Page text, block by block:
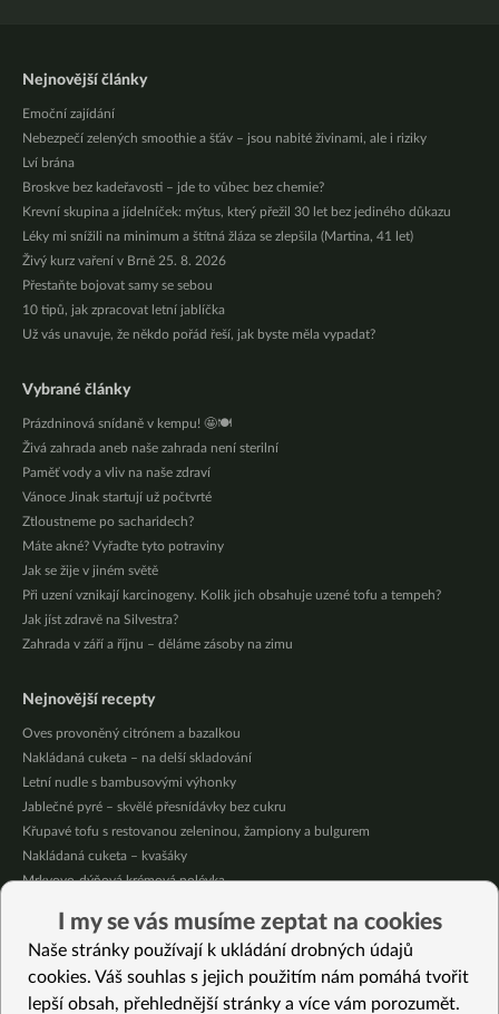
Nejnovější články
Emoční zajídání
Nebezpečí zelených smoothie a šťáv – jsou nabité živinami, ale i riziky
Lví brána
Broskve bez kadeřavosti – jde to vůbec bez chemie?
Krevní skupina a jídelníček: mýtus, který přežil 30 let bez jediného důkazu
Léky mi snížili na minimum a štítná žláza se zlepšila (Martina, 41 let)
Živý kurz vaření v Brně 25. 8. 2026
Přestaňte bojovat samy se sebou
10 tipů, jak zpracovat letní jablíčka
Už vás unavuje, že někdo pořád řeší, jak byste měla vypadat?
Vybrané články
Prázdninová snídaně v kempu! 🤩🍽️
Živá zahrada aneb naše zahrada není sterilní
Paměť vody a vliv na naše zdraví
Vánoce Jinak startují už počtvrté
Ztloustneme po sacharidech?
Máte akné? Vyřaďte tyto potraviny
Jak se žije v jiném světě
Při uzení vznikají karcinogeny. Kolik jich obsahuje uzené tofu a tempeh?
Jak jíst zdravě na Silvestra?
Zahrada v září a říjnu – děláme zásoby na zimu
Nejnovější recepty
Oves provoněný citrónem a bazalkou
Nakládaná cuketa – na delší skladování
Letní nudle s bambusovými výhonky
Jablečné pyré – skvělé přesnídávky bez cukru
Křupavé tofu s restovanou zeleninou, žampiony a bulgurem
Nakládaná cuketa – kvašáky
Mrkvovo-dýňová krémová polévka
Osvěžující čaj s citronovými bylinkami
Nepečený jablečný dort s rybízem
Vybrané recepty
I my se vás musíme zeptat na cookies
Naše stránky používají k ukládání drobných údajů
cookies. Váš souhlas s jejich použitím nám pomáhá tvořit
lepší obsah, přehlednější stránky a více vám porozumět.